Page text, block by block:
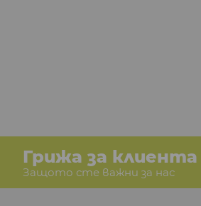
Грижа за клиента
Защото сте важни за нас